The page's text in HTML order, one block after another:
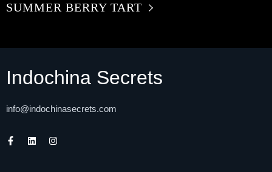
SUMMER BERRY TART
Indochina Secrets
info@indochinasecrets.com